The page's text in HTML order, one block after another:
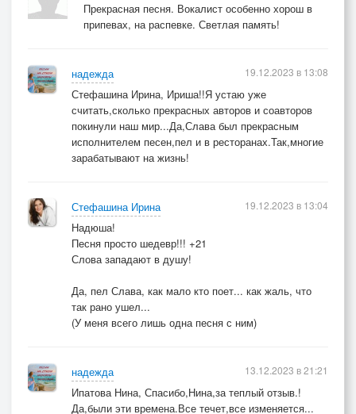
Прекрасная песня. Вокалист особенно хорош в
припевах, на распевке. Светлая память!
надежда
Стефашина Ирина, Ириша!!Я устаю уже
считать,сколько прекрасных авторов и соавторов
покинули наш мир...Да,Слава был прекрасным
исполнителем песен,пел и в ресторанах.Так,многие
зарабатывают на жизнь!
19.12.2023 в 13:08
Стефашина Ирина
Надюша!
Песня просто шедевр!!! +21
Слова западают в душу!
Да, пел Слава, как мало кто поет... как жаль, что
так рано ушел...
(У меня всего лишь одна песня с ним)
19.12.2023 в 13:04
надежда
Ипатова Нина, Спасибо,Нина,за теплый отзыв.!
Да,были эти времена.Все течет,все изменяется...
13.12.2023 в 21:21